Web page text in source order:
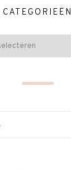
CATEGORIEËN